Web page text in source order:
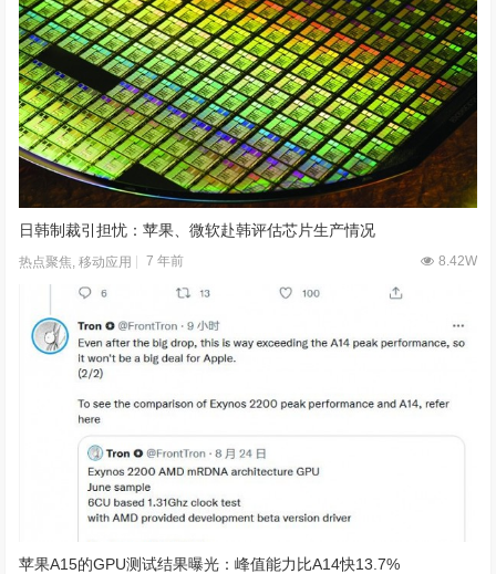
日韩制裁引担忧：苹果、微软赴韩评估芯片生产情况
热点聚焦,移动应用 7 年前 8.42W
苹果A15的GPU测试结果曝光：峰值能力比A14快13.7%